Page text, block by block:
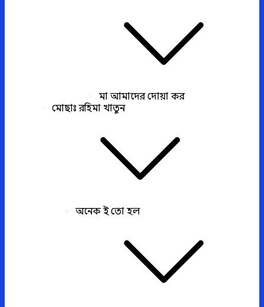
মা আমাদের দোয়া কর
মোছাঃ রহিমা খাতুন
অনেক ই তো হল